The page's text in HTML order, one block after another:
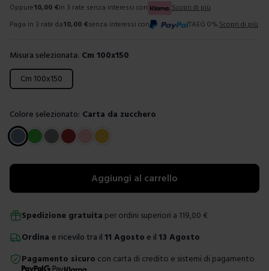
Oppure10,00 €in 3 rate senza interessi con
Scopri di più
Paga in 3 rate da10,00 €senza interessi con TAEG 0%. Scopri di più
Misura selezionata: Cm 100x150
Scegli una misura
Cm 100x150
Colore selezionato: Carta da zucchero
Scegli un colore
Aggiungi al carrello
Spedizione gratuita per ordini superiori a 119,00 €
Ordina e ricevilo tra il 11 Agosto e il 13 Agosto
Pagamento sicuro con carta di credito e sistemi di pagamento